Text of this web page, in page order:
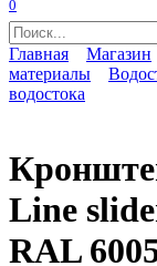
0
Search
for:
Главная Магазин
материалы
водостока
Line
RAL